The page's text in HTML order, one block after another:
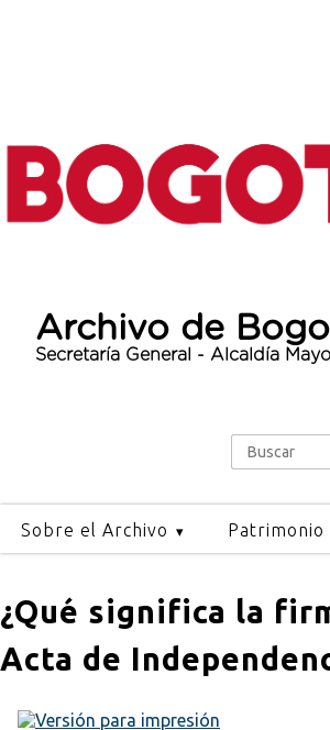
Archivo de
Secretaría General - Alcaldía
Buscar
Sobre el Archivo Patrimonio
¿Qué significa la
Acta de